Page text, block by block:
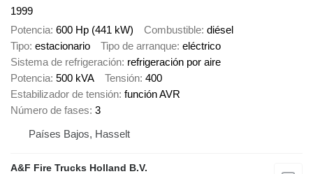
1999
Potencia 600 Hp (441 kW) Combustible diésel
Tipo estacionario Tipo de arranque eléctrico
Sistema de refrigeración refrigeración por aire
Potencia 500 kVA Tensión 400
Estabilizador de tensión función AVR
Número de fases 3
Países Bajos, Hasselt
A&F Fire Trucks Holland B.V.